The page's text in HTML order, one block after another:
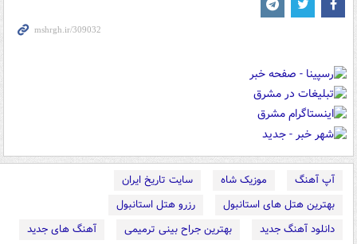
آپ آهنگ موزیک شاه
سایت تاریخ ایران
بهترین هتل های استانبول
رزرو هتل استانبول
دانلود آهنگ جدید
بهترین جراح بینی ترمیمی
آهنگ های جدید